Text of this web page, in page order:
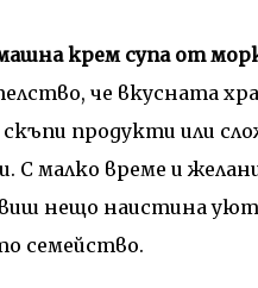
крем супа от
че вкусната
скъпи продукти или
С малко време и
нещо наистина
семейство.